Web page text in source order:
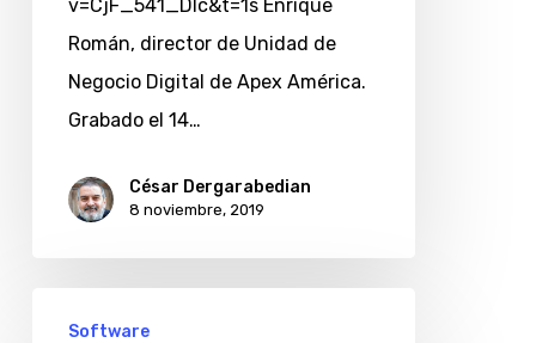
v=CjF_541_Dlc&t=1s Enrique
Román, director de Unidad de
Negocio Digital de Apex América.
Grabado el 14…
César Dergarabedian
8 noviembre, 2019
Software